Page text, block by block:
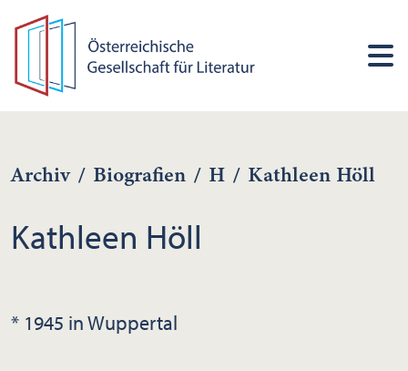
Archiv / Biografien / H / Kathleen Höll
Kathleen Höll
* 1945 in Wuppertal